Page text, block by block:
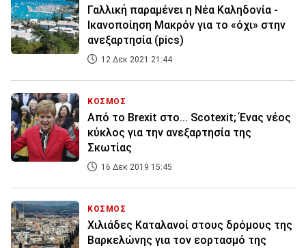
Γαλλική παραμένει η Νέα Καληδονία -
Ικανοποίηση Μακρόν για το «όχι» στην
ανεξαρτησία (pics)
12 Δεκ 2021 21:44
ΚΟΣΜΟΣ
Από το Brexit στο... Scotexit; Ένας νέος
κύκλος για την ανεξαρτησία της
Σκωτίας
16 Δεκ 2019 15:45
ΚΟΣΜΟΣ
Χιλιάδες Καταλανοί στους δρόμους της
Βαρκελώνης για τον εορτασμό της